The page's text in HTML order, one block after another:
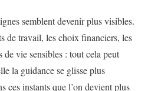
semblent devenir plus visibles.
de travail, les choix financiers, les
de vie sensibles : tout cela peut
la guidance se glisse plus
ces instants que l’on devient plus